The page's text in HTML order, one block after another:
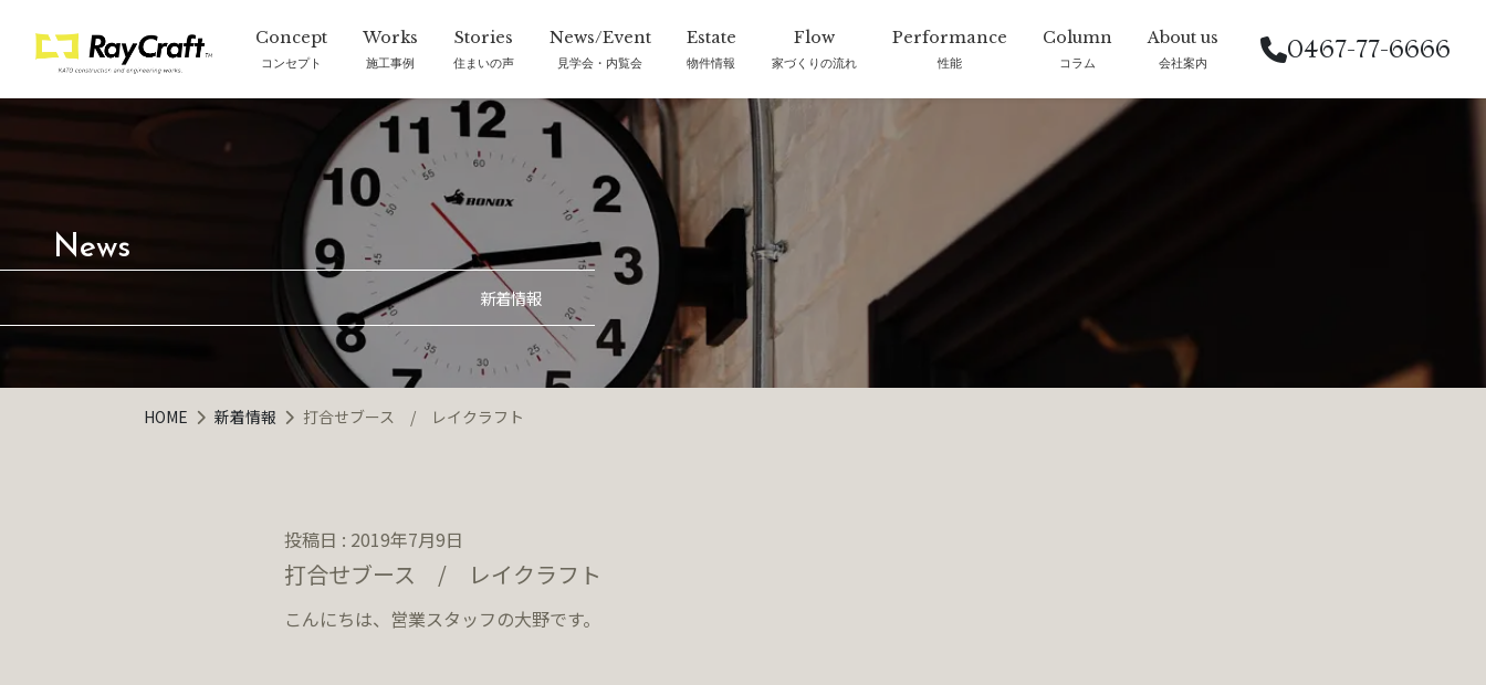
コンセプト 施工事例 住まいの声 見学会・内覧会 物件情報 家づくりの流れ 性能 コラム 会社案内 0467-77-6666
新着情報
HOME 新着情報 打合せブース / レイクラフト
投稿日 : 2019年7月9日
打合せブース / レイクラフト
こんにちは、営業スタッフの大野です。